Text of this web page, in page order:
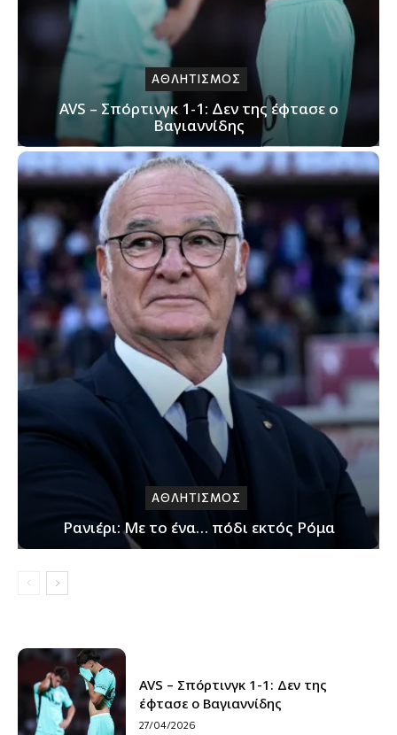
ΑΘΛΗΤΙΣΜΟΣ
AVS – Σπόρτινγκ 1-1: Δεν της έφτασε ο
Βαγιαννίδης
ΑΘΛΗΤΙΣΜΟΣ
Ρανιέρι: Με το ένα… πόδι εκτός Ρόμα
AVS – Σπόρτινγκ 1-1: Δεν της
έφτασε ο Βαγιαννίδης
27/04/2026